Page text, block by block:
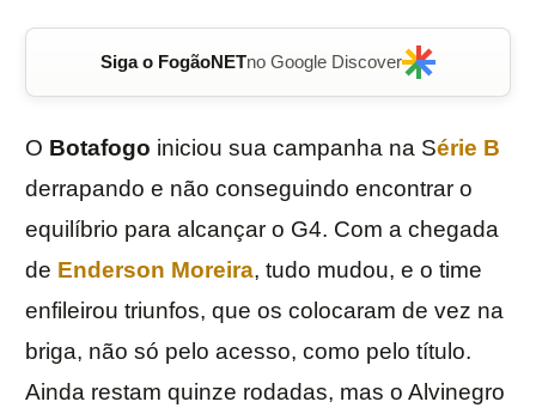
Siga o FogãoNETno Google Discover
O Botafogo iniciou sua campanha na Série B
derrapando e não conseguindo encontrar o
equilíbrio para alcançar o G4. Com a chegada
de Enderson Moreira, tudo mudou, e o time
enfileirou triunfos, que os colocaram de vez na
briga, não só pelo acesso, como pelo título.
Ainda restam quinze rodadas, mas o Alvinegro